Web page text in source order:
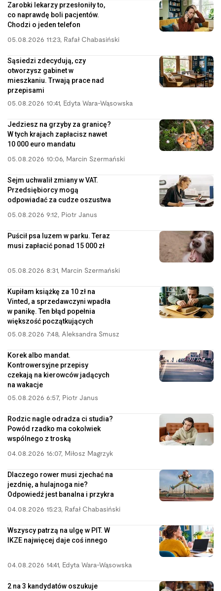
Zarobki lekarzy przesłoniły to,
co naprawdę boli pacjentów.
Chodzi o jeden telefon
05.08.2026 11:23, Rafał Chabasiński
Sąsiedzi zdecydują, czy
otworzysz gabinet w
mieszkaniu. Trwają prace nad
przepisami
05.08.2026 10:41, Edyta Wara-Wąsowska
Jedziesz na grzyby za granicę?
W tych krajach zapłacisz nawet
10 000 euro mandatu
05.08.2026 10:06, Marcin Szermański
Sejm uchwalił zmiany w VAT.
Przedsiębiorcy mogą
odpowiadać za cudze oszustwa
05.08.2026 9:12, Piotr Janus
Puścił psa luzem w parku. Teraz
musi zapłacić ponad 15 000 zł
05.08.2026 8:31, Marcin Szermański
Kupiłam książkę za 10 zł na
Vinted, a sprzedawczyni wpadła
w panikę. Ten błąd popełnia
większość początkujących
05.08.2026 7:48, Aleksandra Smusz
Korek albo mandat.
Kontrowersyjne przepisy
czekają na kierowców jadących
na wakacje
05.08.2026 6:57, Piotr Janus
Rodzic nagle odradza ci studia?
Powód rzadko ma cokolwiek
wspólnego z troską
04.08.2026 16:07, Miłosz Magrzyk
Dlaczego rower musi zjechać na
jezdnię, a hulajnoga nie?
Odpowiedź jest banalna i przykra
04.08.2026 15:23, Rafał Chabasiński
Wszyscy patrzą na ulgę w PIT. W
IKZE najwięcej daje coś innego
04.08.2026 14:41, Edyta Wara-Wąsowska
2 na 3 kandydatów oszukuje